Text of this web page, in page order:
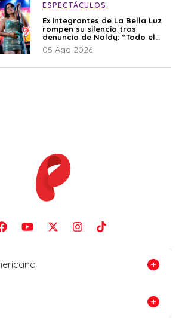
ESPECTÁCULOS
Ex integrantes de La Bella Luz
rompen su silencio tras
denuncia de Naldy: “Todo el
mundo lo sabía”
05 Ago 2026